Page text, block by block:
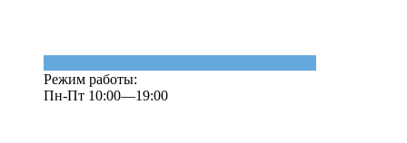
Режим работы:
Пн-Пт 10:00—19:00